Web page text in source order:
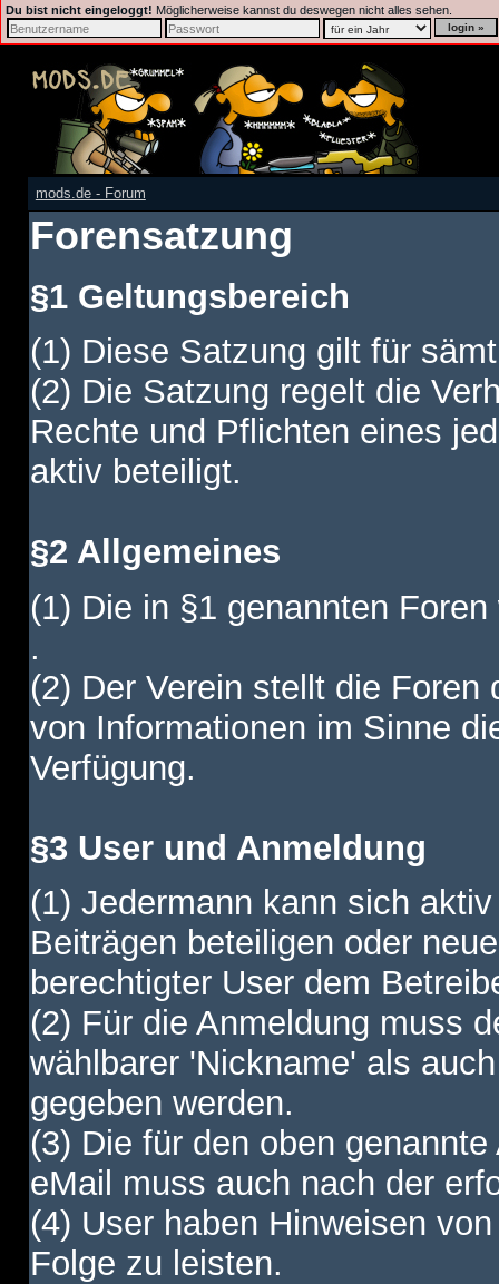
Du bist nicht eingeloggt! Möglicherweise kannst du deswegen nicht alles sehen.
mods.de - Forum
Forensatzung
§1 Geltungsbereich
(1) Diese Satzung gilt für
(2) Die Satzung regelt die
Rechte und Pflichten eines
aktiv beteiligt.
§2 Allgemeines
(1) Die in §1 genannten
.
(2) Der Verein stellt die
von Informationen im Sinne
Verfügung.
§3 User und Anmeldung
(1) Jedermann kann sich
Beiträgen beteiligen oder
berechtigter User dem
(2) Für die Anmeldung muss
wählbarer 'Nickname' als
gegeben werden.
(3) Die für den oben
eMail muss auch nach der
(4) User haben Hinweisen
Folge zu leisten.